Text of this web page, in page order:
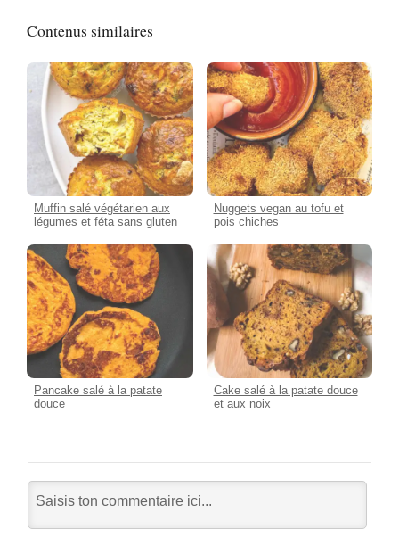
Contenus similaires
Muffin salé végétarien aux
légumes et féta sans gluten
Nuggets vegan au tofu et
pois chiches
Pancake salé à la patate
douce
Cake salé à la patate douce
et aux noix